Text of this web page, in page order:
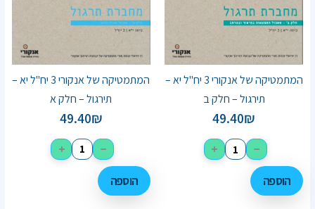
המתמטיקה של אנקורי 3 יח"ל יא –
תירגול – חלק ב
49.40₪
−
+
הוספה
המתמטיקה של אנקורי 3 יח"ל יא –
תירגול – חלק א
49.40₪
−
+
הוספה